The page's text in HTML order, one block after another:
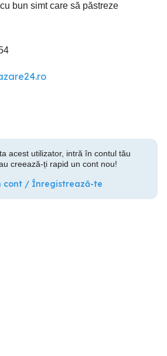
bun simt care să păstreze
acest utilizator, intră în contul tău
creează-ți rapid un cont nou!
cont / Înregistrează-te